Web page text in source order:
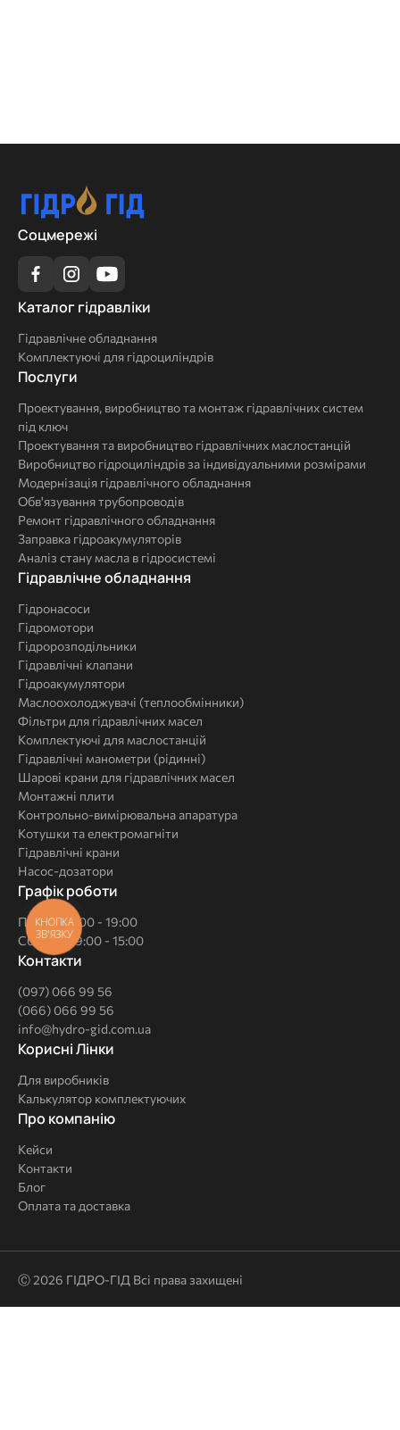
Соцмережі
Каталог
Каталог гідравліки
Гідравлічне обладнання
Комплектуючі для гідроциліндрів
Послуги
Послуги
Проектування, виробництво та монтаж гідравлічних систем
під ключ
Проектування та виробництво гідравлічних маслостанцій
Виробництво гідроциліндрів за індивідуальними розмірами
Модернізація гідравлічного обладнання
Обв'язування трубопроводів
Ремонт гідравлічного обладнання
Заправка гідроакумуляторів
Аналіз стану масла в гідросистемі
Комплексні
Гідравлічне обладнання
Гідронасоси
Гідромотори
Гідророзподільники
Гідравлічні клапани
Гідроакумулятори
Маслоохолоджувачі (теплообмінники)
Фільтри для гідравлічних масел
Комплектуючі для маслостанцій
Гідравлічні манометри (рідинні)
Шарові крани для гідравлічних масел
Монтажні плити
Контрольно-вимірювальна апаратура
Котушки та електромагніти
Гідравлічні крани
Насос-дозатори
Графік роботи
Пн-Пт: 09:00 - 19:00
Сб - Нд: 09:00 - 15:00
Контакти
(097) 066 99 56
(066) 066 99 56
info@hydro-gid.com.ua
Корисні
Корисні Лінки
Для виробників
Калькулятор комплектуючих
Про
компанію
Про компанію
Кейси
Контакти
Блог
Оплата та доставка
Ⓒ 2026 ГІДРО-ГІД Всі права захищені
КНОПКА
ЗВ'ЯЗКУ